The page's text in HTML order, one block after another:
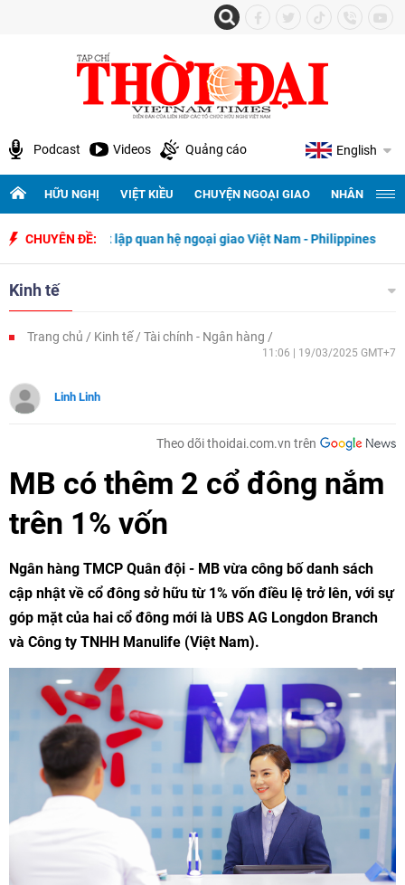
Podcast Videos Quảng cáo English
HỮU NGHỊ VIỆT KIỀU CHUYỆN NGOẠI GIAO NHÂN
CHUYÊN ĐỀ:
thiết lập quan hệ ngoại giao Việt Nam - Philippines 500
Kinh tế
Trang chủ Kinh tế Tài chính - Ngân hàng
11:06 | 19/03/2025 GMT+7
Linh Linh
Theo dõi thoidai.com.vn trên
MB có thêm 2 cổ đông nắm
trên 1% vốn
Ngân hàng TMCP Quân đội - MB vừa công bố danh sách
cập nhật về cổ đông sở hữu từ 1% vốn điều lệ trở lên, với sự
góp mặt của hai cổ đông mới là UBS AG Longdon Branch
và Công ty TNHH Manulife (Việt Nam).